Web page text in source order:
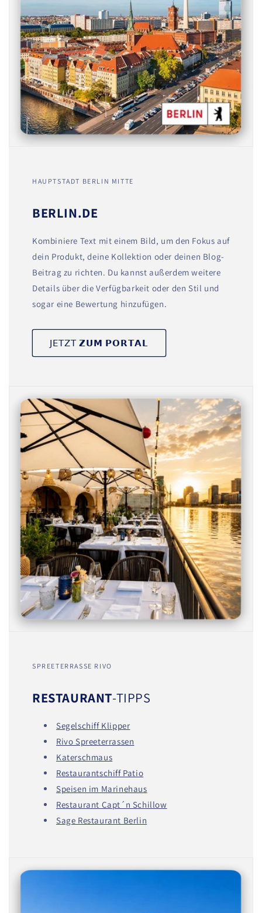
HAUPTSTADT BERLIN MITTE
BERLIN.DE
Kombiniere Text mit einem Bild, um den Fokus auf
dein Produkt, deine Kollektion oder deinen Blog-
Beitrag zu richten. Du kannst außerdem weitere
Details über die Verfügbarkeit oder den Stil und
sogar eine Bewertung hinzufügen.
𝖩𝖤𝖳𝖹𝖳 𝗭𝗨𝗠 𝗣𝗢𝗥𝗧𝗔𝗟
SPREETERRASSE RIVO
RESTAURANT-TIPPS
Segelschiff Klipper
Rivo Spreeterrassen
Katerschmaus
Restaurantschiff Patio
Speisen im Marinehaus
Restaurant Capt´n Schillow
Sage Restaurant Berlin